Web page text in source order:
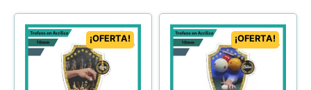
¡OFERTA! ¡OFERTA!